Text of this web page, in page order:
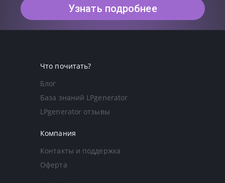
Узнать подробнее
Что почитать?
Блог
База знаний LPgenerator
LPgenerator отзывы
Компания
Контакты и поддержка
Оферта